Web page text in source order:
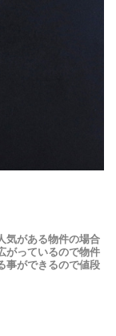
気がある物件の場合
がっているので物件
事ができるので値段